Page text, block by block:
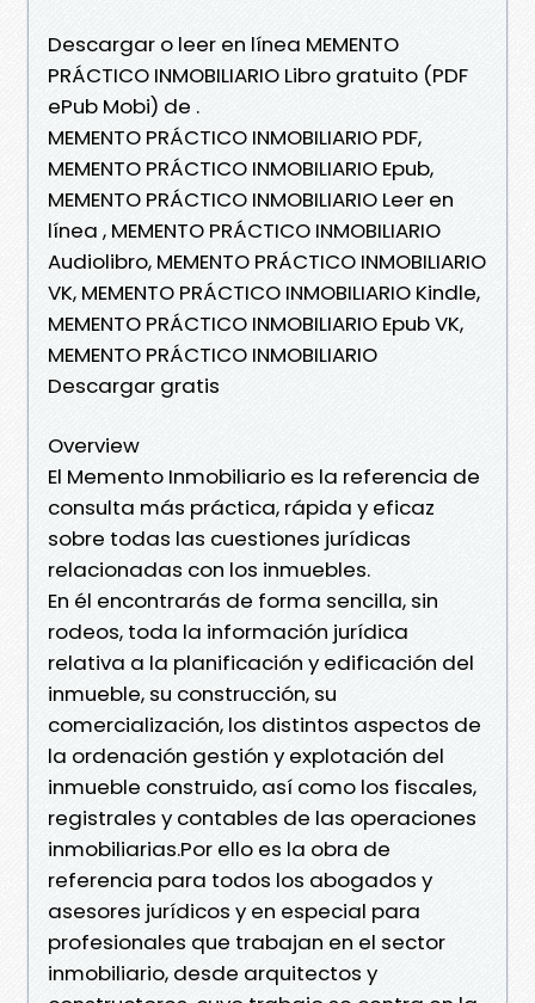
Descargar o leer en línea MEMENTO
PRÁCTICO INMOBILIARIO Libro gratuito (PDF
ePub Mobi) de .
MEMENTO PRÁCTICO INMOBILIARIO PDF,
MEMENTO PRÁCTICO INMOBILIARIO Epub,
MEMENTO PRÁCTICO INMOBILIARIO Leer en
línea , MEMENTO PRÁCTICO INMOBILIARIO
Audiolibro, MEMENTO PRÁCTICO INMOBILIARIO
VK, MEMENTO PRÁCTICO INMOBILIARIO Kindle,
MEMENTO PRÁCTICO INMOBILIARIO Epub VK,
MEMENTO PRÁCTICO INMOBILIARIO
Descargar gratis
Overview
El Memento Inmobiliario es la referencia de
consulta más práctica, rápida y eficaz
sobre todas las cuestiones jurídicas
relacionadas con los inmuebles.
En él encontrarás de forma sencilla, sin
rodeos, toda la información jurídica
relativa a la planificación y edificación del
inmueble, su construcción, su
comercialización, los distintos aspectos de
la ordenación gestión y explotación del
inmueble construido, así como los fiscales,
registrales y contables de las operaciones
inmobiliarias.Por ello es la obra de
referencia para todos los abogados y
asesores jurídicos y en especial para
profesionales que trabajan en el sector
inmobiliario, desde arquitectos y